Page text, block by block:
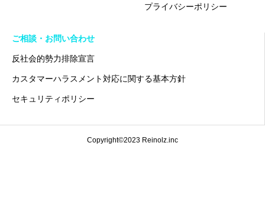
プライバシーポリシー
ご相談・お問い合わせ
反社会的勢力排除宣言
カスタマーハラスメント対応に関する基本方針
セキュリティポリシー
Copyright©2023 Reinolz.inc